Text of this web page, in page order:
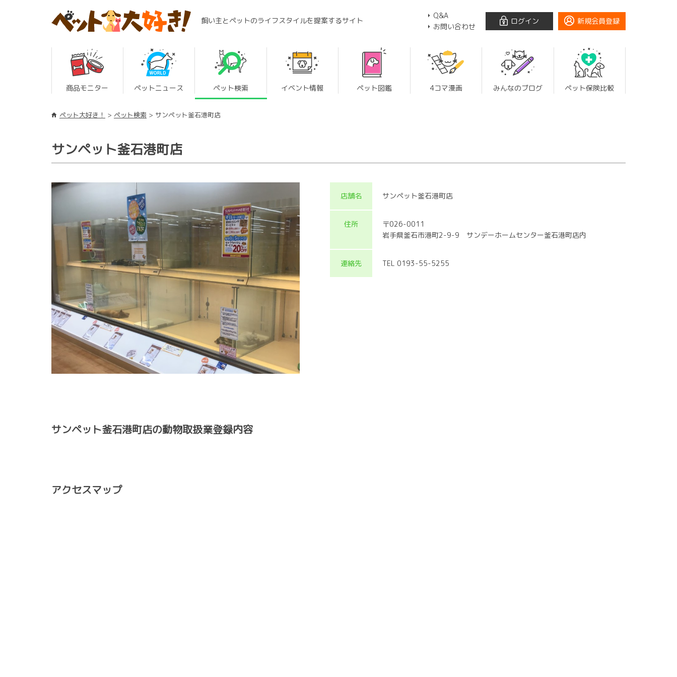
飼い主とペットのライフスタイルを提案するサイト
Q&A
お問い合わせ
ログイン 新規会員登録
商品モニター ペットニュース ペット検索 イベント情報 ペット図鑑 4コマ漫画 みんなのブログ ペット保険比較
ペット大好き！ ペット検索 サンペット釜石港町店
サンペット釜石港町店
店舗名 サンペット釜石港町店
住所
〒026-0011
岩手県釜石市港町2-9-9 サンデーホームセンター釜石港町店内
連絡先 TEL 0193-55-5255
サンペット釜石港町店の動物取扱業登録内容
アクセスマップ